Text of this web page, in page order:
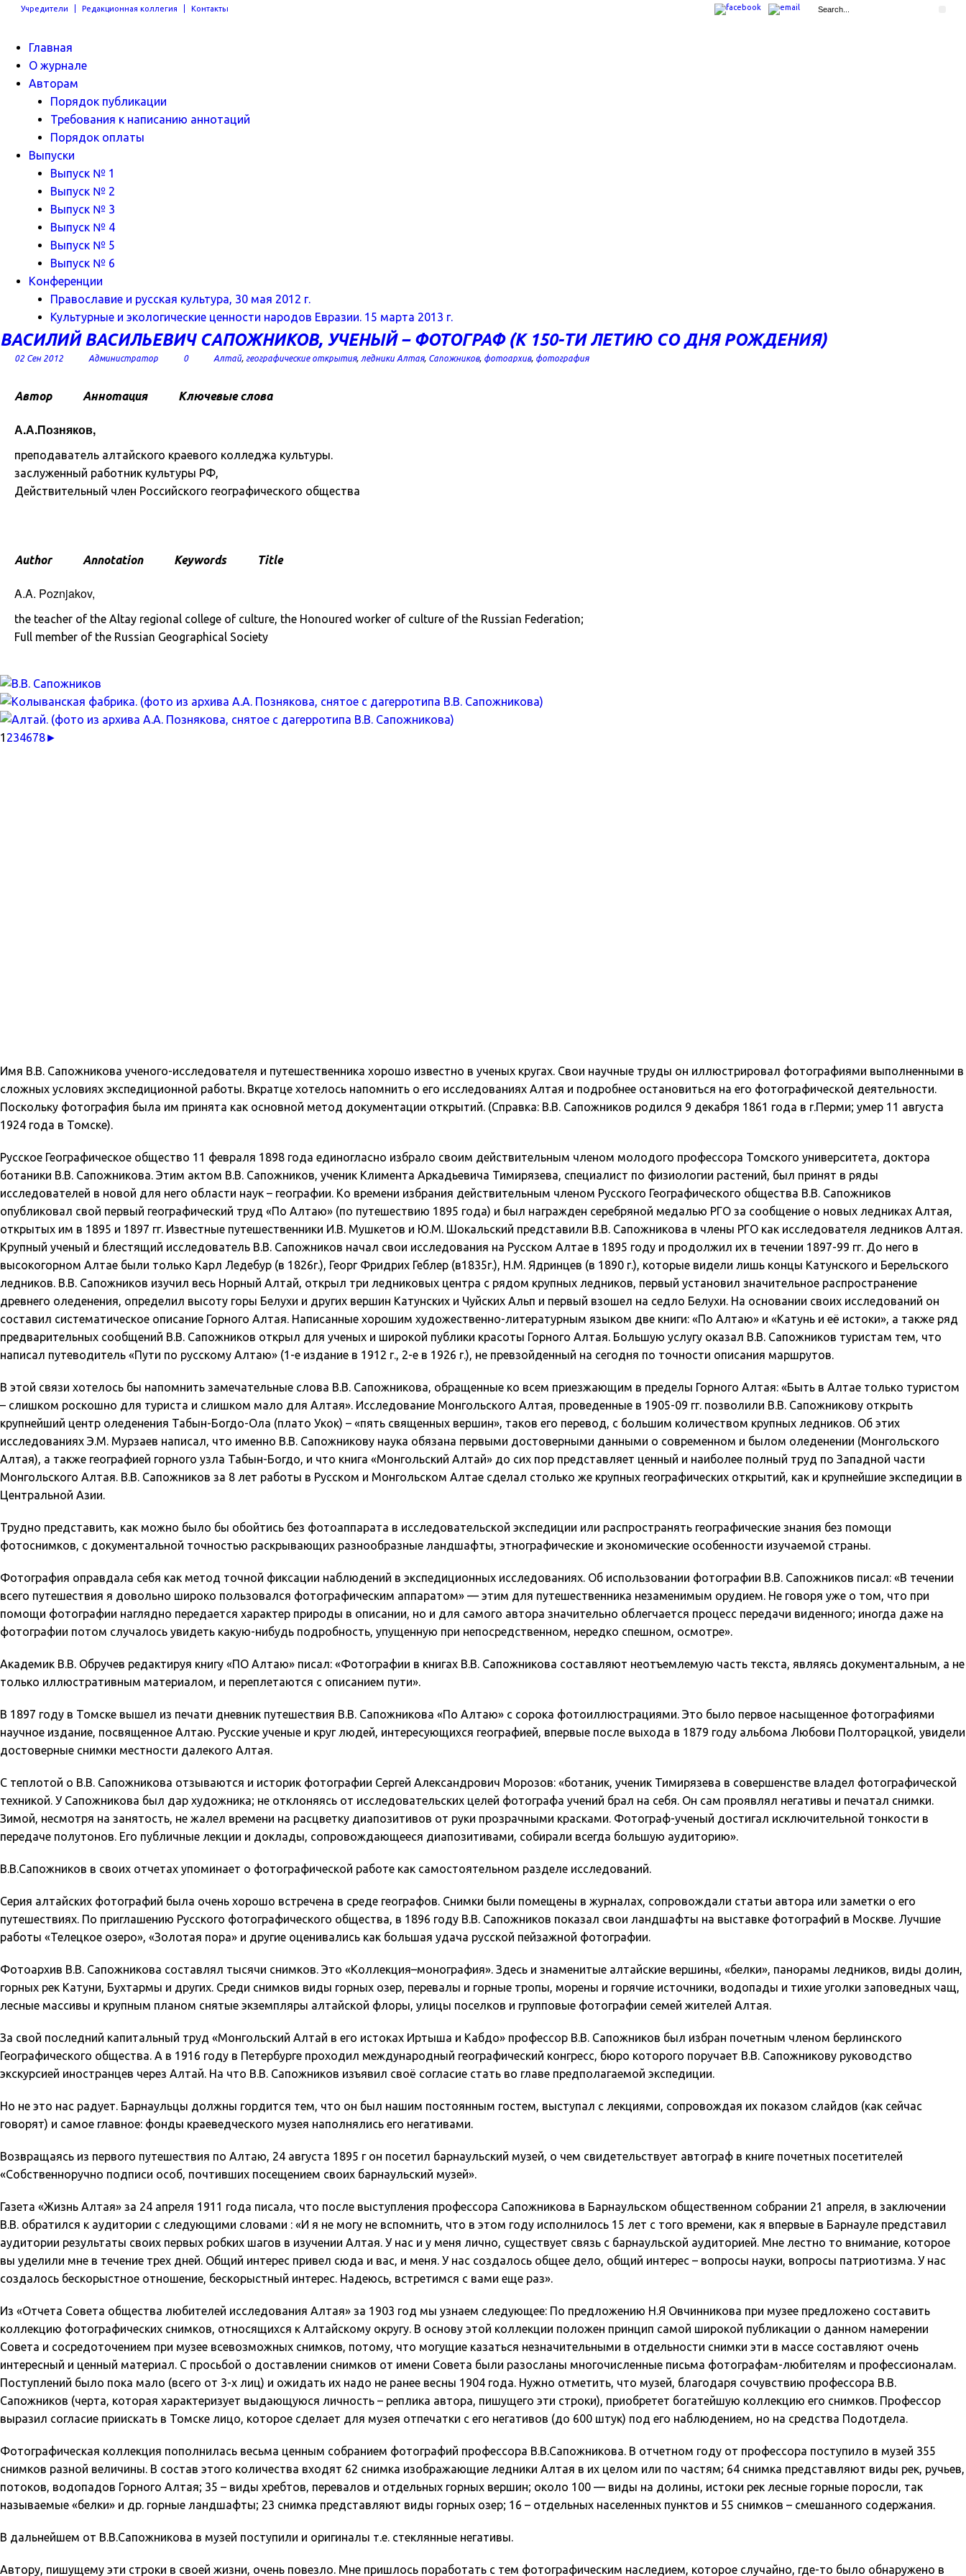
Учредители Редакционная коллегия Контакты
Главная
О журнале
Авторам
Порядок публикации
Требования к написанию аннотаций
Порядок оплаты
Выпуски
Выпуск № 1
Выпуск № 2
Выпуск № 3
Выпуск № 4
Выпуск № 5
Выпуск № 6
Конференции
Православие и русская культура, 30 мая 2012 г.
Культурные и экологические ценности народов Евразии. 15 марта 2013 г.
ВАСИЛИЙ ВАСИЛЬЕВИЧ САПОЖНИКОВ, УЧЕНЫЙ – ФОТОГРАФ (К 150-ТИ ЛЕТИЮ СО ДНЯ РОЖДЕНИЯ)
02 Сен 2012 Администратор 0 Алтай, географические открытия, ледники Алтая, Сапожников, фотоархив, фотография
Автор Аннотация Ключевые слова
А.А.Позняков,
преподаватель алтайского краевого колледжа культуры.
заслуженный работник культуры РФ,
Действительный член Российского географического общества
Author Annotation Keywords Title
A.A. Poznjakov,
the teacher of the Altay regional college of culture, the Honoured worker of culture of the Russian Federation;
Full member of the Russian Geographical Society
1 234678►
Имя В.В. Сапожникова ученого-исследователя и путешественника хорошо известно в ученых кругах. Свои научные труды он иллюстрировал фотографиями выполненными в
сложных условиях экспедиционной работы. Вкратце хотелось напомнить о его исследованиях Алтая и подробнее остановиться на его фотографической деятельности.
Поскольку фотография была им принята как основной метод документации открытий. (Справка: В.В. Сапожников родился 9 декабря 1861 года в г.Перми; умер 11 августа
1924 года в Томске).
Русское Географическое общество 11 февраля 1898 года единогласно избрало своим действительным членом молодого профессора Томского университета, доктора
ботаники В.В. Сапожникова. Этим актом В.В. Сапожников, ученик Климента Аркадьевича Тимирязева, специалист по физиологии растений, был принят в ряды
исследователей в новой для него области наук – географии. Ко времени избрания действительным членом Русского Географического общества В.В. Сапожников
опубликовал свой первый географический труд «По Алтаю» (по путешествию 1895 года) и был награжден серебряной медалью РГО за сообщение о новых ледниках Алтая,
открытых им в 1895 и 1897 гг. Известные путешественники И.В. Мушкетов и Ю.М. Шокальский представили В.В. Сапожникова в члены РГО как исследователя ледников Алтая.
Крупный ученый и блестящий исследователь В.В. Сапожников начал свои исследования на Русском Алтае в 1895 году и продолжил их в течении 1897-99 гг. До него в
высокогорном Алтае были только Карл Ледебур (в 1826г.), Георг Фридрих Геблер (в1835г.), Н.М. Ядринцев (в 1890 г.), которые видели лишь концы Катунского и Берельского
ледников. В.В. Сапожников изучил весь Норный Алтай, открыл три ледниковых центра с рядом крупных ледников, первый установил значительное распространение
древнего оледенения, определил высоту горы Белухи и других вершин Катунских и Чуйских Альп и первый взошел на седло Белухи. На основании своих исследований он
составил систематическое описание Горного Алтая. Написанные хорошим художественно-литературным языком две книги: «По Алтаю» и «Катунь и её истоки», а также ряд
предварительных сообщений В.В. Сапожников открыл для ученых и широкой публики красоты Горного Алтая. Большую услугу оказал В.В. Сапожников туристам тем, что
написал путеводитель «Пути по русскому Алтаю» (1-е издание в 1912 г., 2-е в 1926 г.), не превзойденный на сегодня по точности описания маршрутов.
В этой связи хотелось бы напомнить замечательные слова В.В. Сапожникова, обращенные ко всем приезжающим в пределы Горного Алтая: «Быть в Алтае только туристом
– слишком роскошно для туриста и слишком мало для Алтая». Исследование Монгольского Алтая, проведенные в 1905-09 гг. позволили В.В. Сапожникову открыть
крупнейший центр оледенения Табын-Богдо-Ола (плато Укок) – «пять священных вершин», таков его перевод, с большим количеством крупных ледников. Об этих
исследованиях Э.М. Мурзаев написал, что именно В.В. Сапожникову наука обязана первыми достоверными данными о современном и былом оледенении (Монгольского
Алтая), а также географией горного узла Табын-Богдо, и что книга «Монгольский Алтай» до сих пор представляет ценный и наиболее полный труд по Западной части
Монгольского Алтая. В.В. Сапожников за 8 лет работы в Русском и Монгольском Алтае сделал столько же крупных географических открытий, как и крупнейшие экспедиции в
Центральной Азии.
Трудно представить, как можно было бы обойтись без фотоаппарата в исследовательской экспедиции или распространять географические знания без помощи
фотоснимков, с документальной точностью раскрывающих разнообразные ландшафты, этнографические и экономические особенности изучаемой страны.
Фотография оправдала себя как метод точной фиксации наблюдений в экспедиционных исследованиях. Об использовании фотографии В.В. Сапожников писал: «В течении
всего путешествия я довольно широко пользовался фотографическим аппаратом» — этим для путешественника незаменимым орудием. Не говоря уже о том, что при
помощи фотографии наглядно передается характер природы в описании, но и для самого автора значительно облегчается процесс передачи виденного; иногда даже на
фотографии потом случалось увидеть какую-нибудь подробность, упущенную при непосредственном, нередко спешном, осмотре».
Академик В.В. Обручев редактируя книгу «ПО Алтаю» писал: «Фотографии в книгах В.В. Сапожникова составляют неотъемлемую часть текста, являясь документальным, а не
только иллюстративным материалом, и переплетаются с описанием пути».
В 1897 году в Томске вышел из печати дневник путешествия В.В. Сапожникова «По Алтаю» с сорока фотоиллюстрациями. Это было первое насыщенное фотографиями
научное издание, посвященное Алтаю. Русские ученые и круг людей, интересующихся географией, впервые после выхода в 1879 году альбома Любови Полторацкой, увидели
достоверные снимки местности далекого Алтая.
С теплотой о В.В. Сапожникова отзываются и историк фотографии Сергей Александрович Морозов: «ботаник, ученик Тимирязева в совершенстве владел фотографической
техникой. У Сапожникова был дар художника; не отклоняясь от исследовательских целей фотографа учений брал на себя. Он сам проявлял негативы и печатал снимки.
Зимой, несмотря на занятость, не жалел времени на расцветку диапозитивов от руки прозрачными красками. Фотограф-ученый достигал исключительной тонкости в
передаче полутонов. Его публичные лекции и доклады, сопровождающееся диапозитивами, собирали всегда большую аудиторию».
В.В.Сапожников в своих отчетах упоминает о фотографической работе как самостоятельном разделе исследований.
Серия алтайских фотографий была очень хорошо встречена в среде географов. Снимки были помещены в журналах, сопровождали статьи автора или заметки о его
путешествиях. По приглашению Русского фотографического общества, в 1896 году В.В. Сапожников показал свои ландшафты на выставке фотографий в Москве. Лучшие
работы «Телецкое озеро», «Золотая пора» и другие оценивались как большая удача русской пейзажной фотографии.
Фотоархив В.В. Сапожникова составлял тысячи снимков. Это «Коллекция–монография». Здесь и знаменитые алтайские вершины, «белки», панорамы ледников, виды долин,
горных рек Катуни, Бухтармы и других. Среди снимков виды горных озер, перевалы и горные тропы, морены и горячие источники, водопады и тихие уголки заповедных чащ,
лесные массивы и крупным планом снятые экземпляры алтайской флоры, улицы поселков и групповые фотографии семей жителей Алтая.
За свой последний капитальный труд «Монгольский Алтай в его истоках Иртыша и Кабдо» профессор В.В. Сапожников был избран почетным членом берлинского
Географического общества. А в 1916 году в Петербурге проходил международный географический конгресс, бюро которого поручает В.В. Сапожникову руководство
экскурсией иностранцев через Алтай. На что В.В. Сапожников изъявил своё согласие стать во главе предполагаемой экспедиции.
Но не это нас радует. Барнаульцы должны гордится тем, что он был нашим постоянным гостем, выступал с лекциями, сопровождая их показом слайдов (как сейчас
говорят) и самое главное: фонды краеведческого музея наполнялись его негативами.
Возвращаясь из первого путешествия по Алтаю, 24 августа 1895 г он посетил барнаульский музей, о чем свидетельствует автограф в книге почетных посетителей
«Собственноручно подписи особ, почтивших посещением своих барнаульский музей».
Газета «Жизнь Алтая» за 24 апреля 1911 года писала, что после выступления профессора Сапожникова в Барнаульском общественном собрании 21 апреля, в заключении
В.В. обратился к аудитории с следующими словами : «И я не могу не вспомнить, что в этом году исполнилось 15 лет с того времени, как я впервые в Барнауле представил
аудитории результаты своих первых робких шагов в изучении Алтая. У нас и у меня лично, существует связь с барнаульской аудиторией. Мне лестно то внимание, которое
вы уделили мне в течение трех дней. Общий интерес привел сюда и вас, и меня. У нас создалось общее дело, общий интерес – вопросы науки, вопросы патриотизма. У нас
создалось бескорыстное отношение, бескорыстный интерес. Надеюсь, встретимся с вами еще раз».
Из «Отчета Совета общества любителей исследования Алтая» за 1903 год мы узнаем следующее: По предложению Н.Я Овчинникова при музее предложено составить
коллекцию фотографических снимков, относящихся к Алтайскому округу. В основу этой коллекции положен принцип самой широкой публикации о данном намерении
Совета и сосредоточением при музее всевозможных снимков, потому, что могущие казаться незначительными в отдельности снимки эти в массе составляют очень
интересный и ценный материал. С просьбой о доставлении снимков от имени Совета были разосланы многочисленные письма фотографам-любителям и профессионалам.
Поступлений было пока мало (всего от 3-х лиц) и ожидать их надо не ранее весны 1904 года. Нужно отметить, что музей, благодаря сочувствию профессора В.В.
Сапожников (черта, которая характеризует выдающуюся личность – реплика автора, пишущего эти строки), приобретет богатейшую коллекцию его снимков. Профессор
выразил согласие приискать в Томске лицо, которое сделает для музея отпечатки с его негативов (до 600 штук) под его наблюдением, но на средства Подотдела.
Фотографическая коллекция пополнилась весьма ценным собранием фотографий профессора В.В.Сапожникова. В отчетном году от профессора поступило в музей 355
снимков разной величины. В состав этого количества входят 62 снимка изображающие ледники Алтая в их целом или по частям; 64 снимка представляют виды рек, ручьев,
потоков, водопадов Горного Алтая; 35 – виды хребтов, перевалов и отдельных горных вершин; около 100 — виды на долины, истоки рек лесные горные поросли, так
называемые «белки» и др. горные ландшафты; 23 снимка представляют виды горных озер; 16 – отдельных населенных пунктов и 55 снимков – смешанного содержания.
В дальнейшем от В.В.Сапожникова в музей поступили и оригиналы т.е. стеклянные негативы.
Автору, пишущему эти строки в своей жизни, очень повезло. Мне пришлось поработать с тем фотографическим наследием, которое случайно, где-то было обнаружено в